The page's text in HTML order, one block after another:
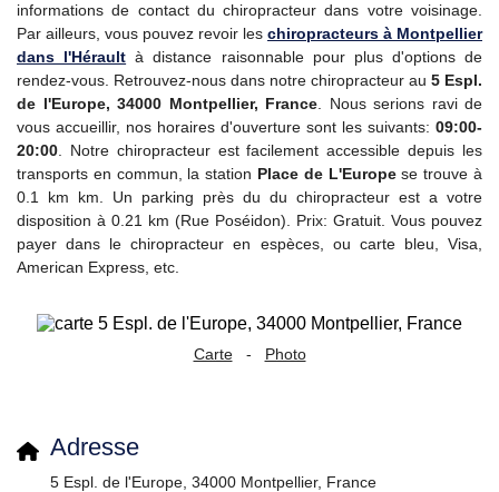
informations de contact du chiropracteur dans votre voisinage.
Par ailleurs, vous pouvez revoir les chiropracteurs à Montpellier
dans l'Hérault à distance raisonnable pour plus d'options de
rendez-vous. Retrouvez-nous dans notre chiropracteur au 5 Espl.
de l'Europe, 34000 Montpellier, France . Nous serions ravi de
vous accueillir, nos horaires d'ouverture sont les suivants: 09:00-
20:00 . Notre chiropracteur est facilement accessible depuis les
transports en commun, la station Place de L'Europese trouve à
0.1 km km. Un parking près du du chiropracteur est a votre
disposition à 0.21 km (Rue Poséidon). Prix: Gratuit. Vous pouvez
payer dans le chiropracteur en espèces, ou carte bleu, Visa,
American Express, etc.
Carte - Photo
Adresse
5 Espl. de l'Europe, 34000 Montpellier, France